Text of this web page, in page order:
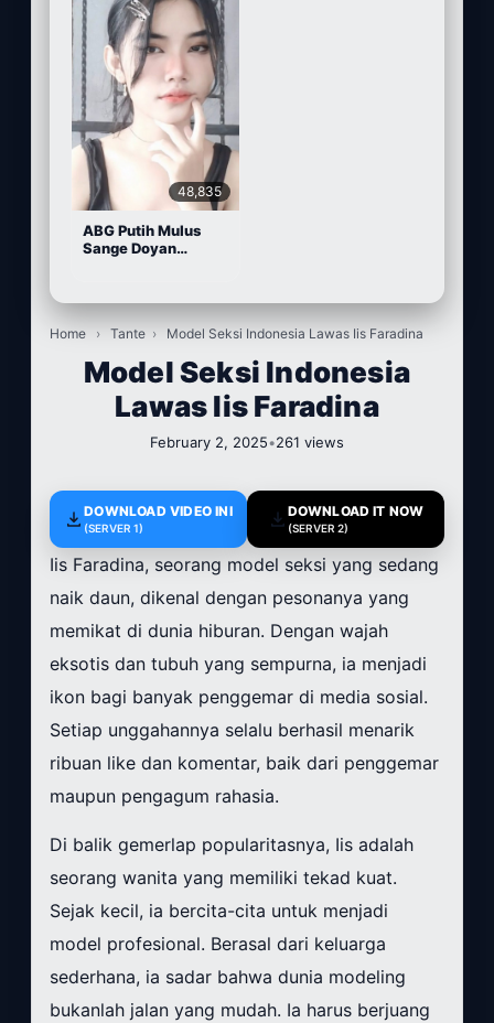
48,835
ABG Putih Mulus
Sange Doyan
Home › Tante › Model Seksi Indonesia Lawas Iis Faradina
Model Seksi Indonesia
Lawas Iis Faradina
February 2, 2025•261 views
DOWNLOAD VIDEO INI
(SERVER 1)
DOWNLOAD IT NOW
(SERVER 2)
Iis Faradina, seorang model seksi yang sedang
naik daun, dikenal dengan pesonanya yang
memikat di dunia hiburan. Dengan wajah
eksotis dan tubuh yang sempurna, ia menjadi
ikon bagi banyak penggemar di media sosial.
Setiap unggahannya selalu berhasil menarik
ribuan like dan komentar, baik dari penggemar
maupun pengagum rahasia.
Di balik gemerlap popularitasnya, Iis adalah
seorang wanita yang memiliki tekad kuat.
Sejak kecil, ia bercita-cita untuk menjadi
model profesional. Berasal dari keluarga
sederhana, ia sadar bahwa dunia modeling
bukanlah jalan yang mudah. Ia harus berjuang